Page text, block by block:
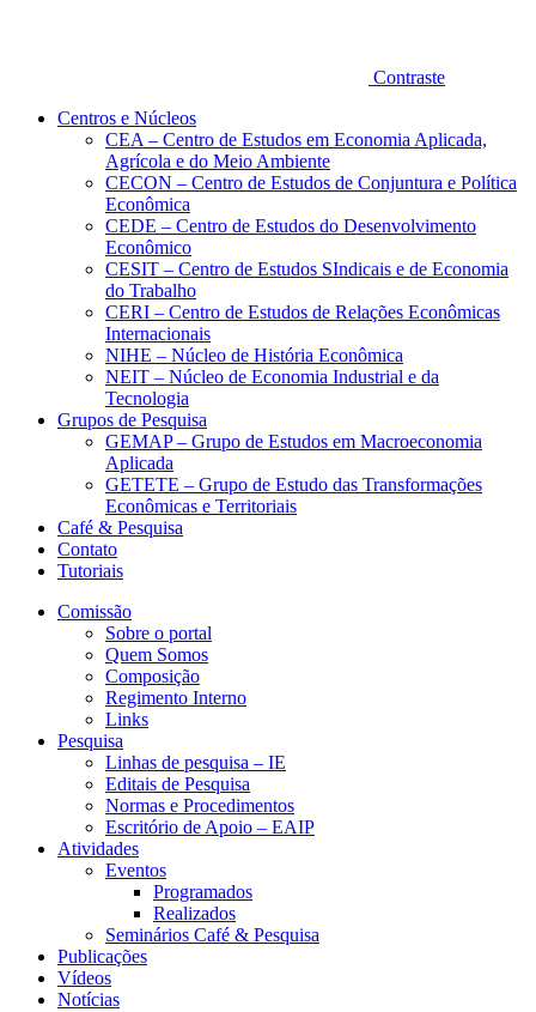
Contraste
Centros e Núcleos
CEA – Centro de Estudos em Economia Aplicada,
Agrícola e do Meio Ambiente
CECON – Centro de Estudos de Conjuntura e Política
Econômica
CEDE – Centro de Estudos do Desenvolvimento
Econômico
CESIT – Centro de Estudos SIndicais e de Economia
do Trabalho
CERI – Centro de Estudos de Relações Econômicas
Internacionais
NIHE – Núcleo de História Econômica
NEIT – Núcleo de Economia Industrial e da
Tecnologia
Grupos de Pesquisa
GEMAP – Grupo de Estudos em Macroeconomia
Aplicada
GETETE – Grupo de Estudo das Transformações
Econômicas e Territoriais
Café & Pesquisa
Contato
Tutoriais
Comissão
Sobre o portal
Quem Somos
Composição
Regimento Interno
Links
Pesquisa
Linhas de pesquisa – IE
Editais de Pesquisa
Normas e Procedimentos
Escritório de Apoio – EAIP
Atividades
Eventos
Programados
Realizados
Seminários Café & Pesquisa
Publicações
Vídeos
Notícias